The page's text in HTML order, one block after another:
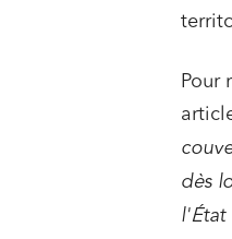
Pour
dès
l'État